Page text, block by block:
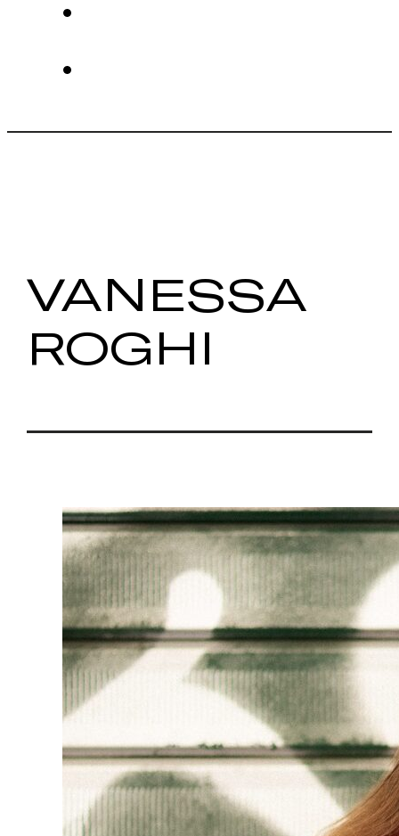
VANESSA
ROGHI